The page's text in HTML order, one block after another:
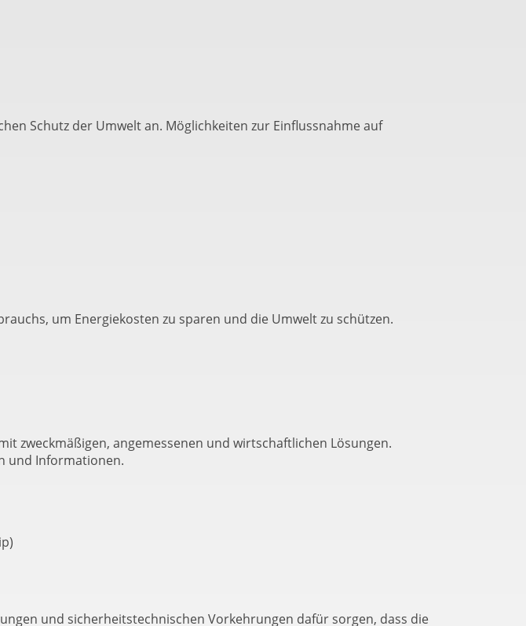
Schutz der Umwelt an. Möglichkeiten zur Einflussnahme auf
um Energiekosten zu sparen und die Umwelt zu schützen.
zweckmäßigen, angemessenen und wirtschaftlichen Lösungen.
und Informationen.
und sicherheitstechnischen Vorkehrungen dafür sorgen, dass die